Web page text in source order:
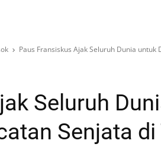
Paus Fransiskus Ajak Seluruh Dunia untuk
Seluruh
Senjata